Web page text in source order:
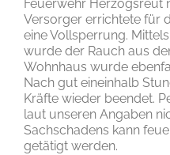
Feuerwehr Herzogsreut
Versorger errichtete für
eine Vollsperrung.
wurde der Rauch aus
Wohnhaus wurde
Nach gut eineinhalb
Kräfte wieder beendet.
laut unseren Angaben
Sachschadens kann
getätigt werden.